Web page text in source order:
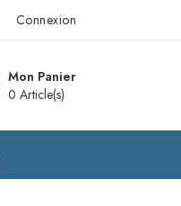
Connexion
Mon Panier
0 Article(s)